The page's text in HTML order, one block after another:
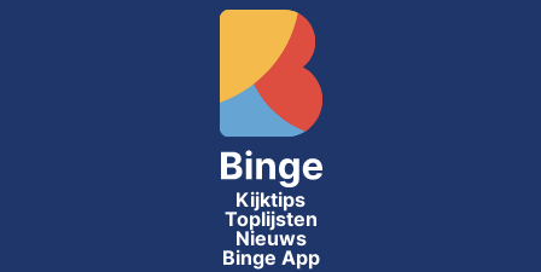
Kijktips
Toplijsten
Nieuws
Binge App